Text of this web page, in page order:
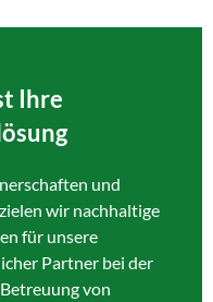
Ihre
und
wir nachhaltige
für unsere
Partner bei der
von